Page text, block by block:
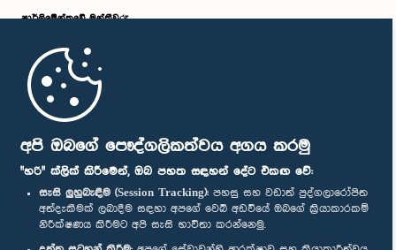
අපි ඔබගේ පෞද්ගලිකත්වය අගය කරමු
"හරි" ක්ලික් කිරීමෙන්, ඔබ පහත සඳහන් දේට එකඟ වේ:
සැසි ලුහුබැඳීම (Session Tracking): පහසු සහ වඩාත් පුද්ගලාරෝපිත
අත්දැකීමක් ලබාදීම සඳහා අපගේ වෙබ් අඩවියේ ඔබගේ ක්‍රියාකාරකම්
නිරීක්ෂණය කිරීමට අපි සැසි භාවිතා කරන්නෙමු.
පාර්ලි‌මේන්තුවේ මන්ත්‍රීවරු
මුල් පිටුව
පාර්ලිමේන්තු ජංගම යෙදුම
අප හා සම්බන්ධ වී සිටින්න :